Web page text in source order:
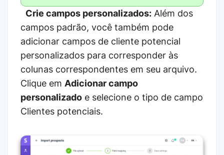
Crie campos personalizados: Além dos
campos padrão, você também pode
adicionar campos de cliente potencial
personalizados para corresponder às
colunas correspondentes em seu arquivo.
Clique em Adicionar campo
personalizado e selecione o tipo de campo
Clientes potenciais.